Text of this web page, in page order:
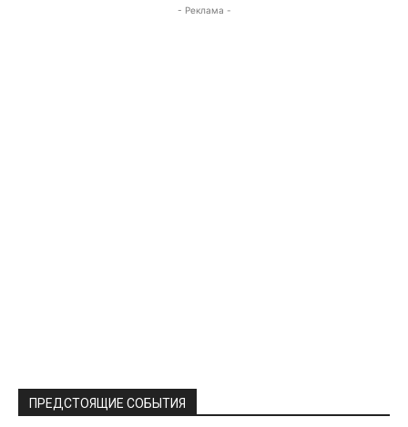
- Реклама -
ПРЕДСТОЯЩИЕ СОБЫТИЯ